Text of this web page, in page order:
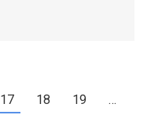
17 18 19
…